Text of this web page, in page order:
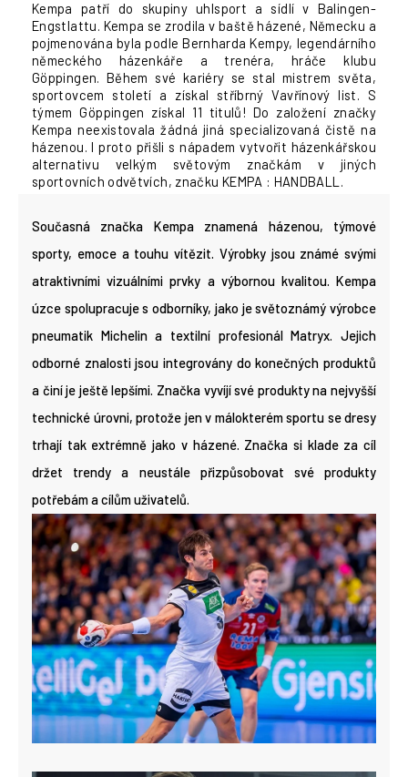
Kempa patří do skupiny uhlsport a sídlí v Balingen-
Engstlattu. Kempa se zrodila v baště házené, Německu a
pojmenována byla podle Bernharda Kempy, legendárního
německého házenkáře a trenéra, hráče klubu
Göppingen. Během své kariéry se stal mistrem světa,
sportovcem století a získal stříbrný Vavřínový list. S
týmem Göppingen získal 11 titulů! Do založení značky
Kempa neexistovala žádná jiná specializovaná čistě na
házenou. I proto přišli s nápadem vytvořit házenkářskou
alternativu velkým světovým značkám v jiných
sportovních odvětvích, značku KEMPA : HANDBALL.
Současná značka Kempa znamená házenou, týmové
sporty, emoce a touhu vítězit. Výrobky jsou známé svými
atraktivními vizuálními prvky a výbornou kvalitou. Kempa
úzce spolupracuje s odborníky, jako je světoznámý výrobce
pneumatik Michelin a textilní profesionál Matryx. Jejich
odborné znalosti jsou integrovány do konečných produktů
a činí je ještě lepšími. Značka vyvíjí své produkty na nejvyšší
technické úrovni, protože jen v málokterém sportu se dresy
trhají tak extrémně jako v házené. Značka si klade za cíl
držet trendy a neustále přizpůsobovat své produkty
potřebám a cílům uživatelů.
HLEDAT